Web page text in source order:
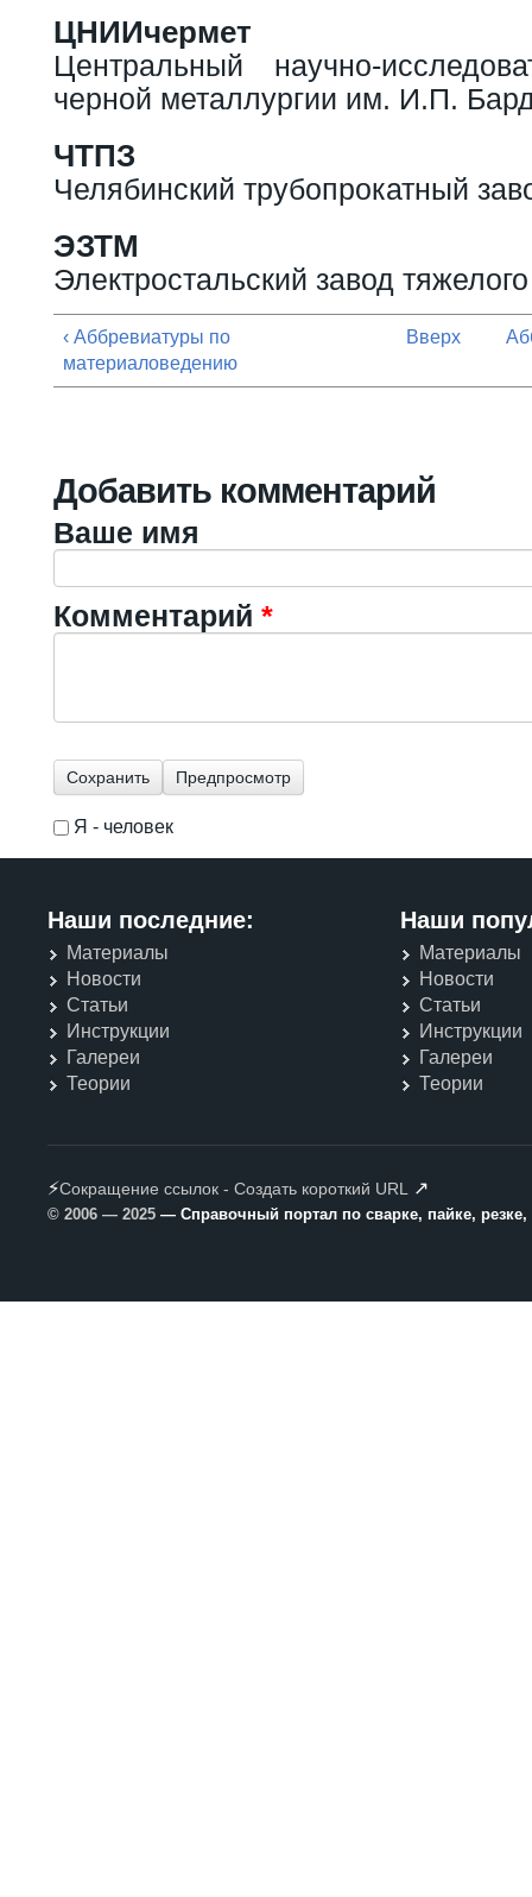
ЦНИИчермет
Центральный научно-
черной металлургии им. И.П.
ЧТПЗ
Челябинский трубопрокатный
ЭЗТМ
Электростальский завод
‹ Аббревиатуры по
материаловедению
Вверх
Добавить комментарий
Ваше имя
Комментарий *
Я - человек
Наши последние:
Материалы
Новости
Статьи
Инструкции
Галереи
Теории
Наши
Материалы
Новости
Статьи
Инструкции
Галереи
Теории
⚡Сокращение ссылок - Создать короткий URL ↗
© 2006 — 2025 — Справочный портал по сварке, пайке,